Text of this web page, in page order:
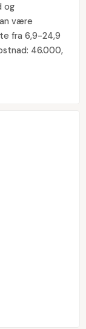
og
være
fra 6,9-24,9
46.000,